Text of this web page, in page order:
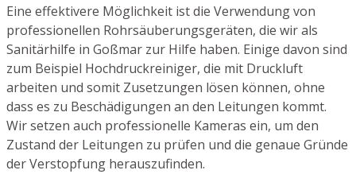
Eine effektivere Möglichkeit ist die Verwendung von
professionellen Rohrsäuberungsgeräten, die wir als
Sanitärhilfe in Goßmar zur Hilfe haben. Einige davon sind
zum Beispiel Hochdruckreiniger, die mit Druckluft
arbeiten und somit Zusetzungen lösen können, ohne
dass es zu Beschädigungen an den Leitungen kommt.
Wir setzen auch professionelle Kameras ein, um den
Zustand der Leitungen zu prüfen und die genaue Gründe
der Verstopfung herauszufinden.